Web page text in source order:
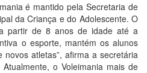
é mantido pela Secretaria de
da Criança e do Adolescente. O
partir de 8 anos de idade até a
o esporte, mantém os alunos
atletas”, afirma a secretária
o Voleimania mais de